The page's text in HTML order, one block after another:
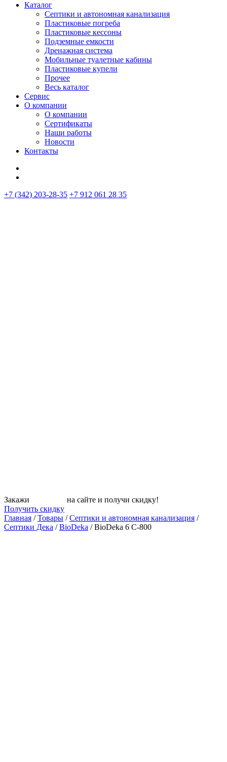
Каталог
Септики и автономная канализация
Пластиковые погреба
Пластиковые кессоны
Подземные емкости
Дренажная система
Мобильные туалетные кабины
Пластиковые купели
Прочее
Весь каталог
Сервис
О компании
О компании
Сертификаты
Наши работы
Новости
Контакты
+7 (342) 203-28-35 +7 912 061 28 35
Закажи
на сайте и получи скидку!
Получить скидку
Главная /Товары /Септики и автономная канализация /
Септики Дека /BioDeka /BioDeka 6 C-800